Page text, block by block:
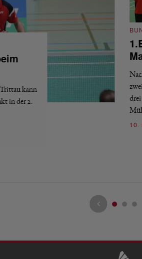
kann
in der 2.
drei
10.